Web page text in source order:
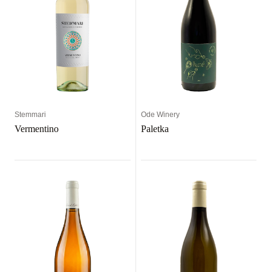
Stemmari
Vermentino
Ode Winery
Paletka